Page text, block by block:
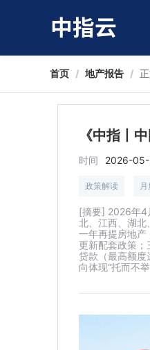
首页 / 地产报告 /
《中指丨
时间 2026-
政策解读
[摘要] 2026年4
北、江西、湖北
一年再提房地产
更新配套政策；
贷款（最高额度
向体现“托而不